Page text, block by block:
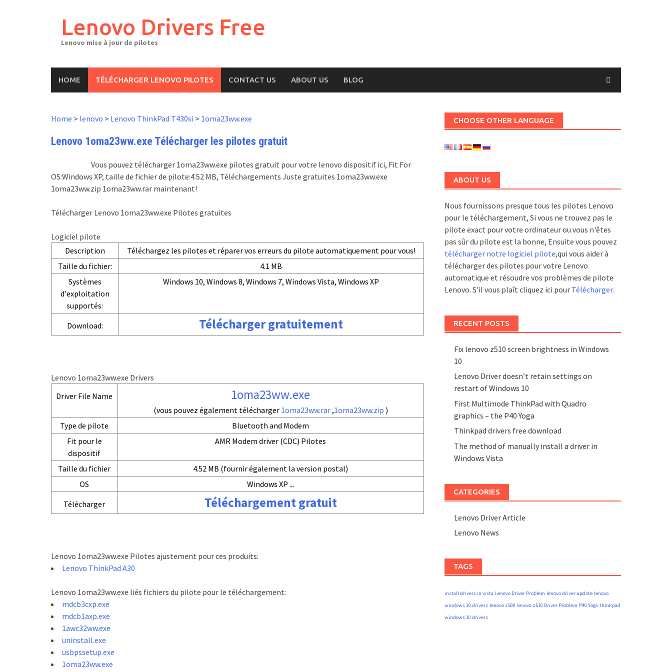
Lenovo Drivers Free
Lenovo mise à jour de pilotes
HOME TÉLÉCHARGER LENOVO PILOTES CONTACT US ABOUT US BLOG
Home > lenovo > Lenovo ThinkPad T430si > 1oma23ww.exe
Lenovo 1oma23ww.exe Télécharger les pilotes gratuit
Vous pouvez télécharger 1oma23ww.exe pilotes gratuit pour votre lenovo dispositif ici, Fit For
OS:Windows XP, taille de fichier de pilote:4.52 MB, Téléchargements Juste gratuites 1oma23ww.exe
1oma23ww.zip 1oma23ww.rar maintenant!
Télécharger Lenovo 1oma23ww.exe Pilotes gratuites
Logiciel pilote
Description
Téléchargez les pilotes et réparer vos erreurs du pilote automatiquement pour vous!
Taille du fichier:
4.1 MB
Systèmes
d'exploitation
supportés:
Windows 10, Windows 8, Windows 7, Windows Vista, Windows XP
Download: Télécharger gratuitement
Lenovo 1oma23ww.exe Drivers
Driver File Name
1oma23ww.exe
(vous pouvez également télécharger 1oma23ww.rar,1oma23ww.zip )
Type de pilote
Bluetooth and Modem
Fit pour le
dispositif
AMR Modem driver (CDC) Pilotes
Taille du fichier
4.52 MB (fournir également la version postal)
OS
Windows XP ...
Télécharger
Téléchargement gratuit
Lenovo 1oma23ww.exe Pilotes ajustement pour ces produits:
Lenovo ThinkPad A30
Lenovo 1oma23ww.exe liés fichiers du pilote pour le téléchargement:
mdcb3cxp.exe
mdcb1axp.exe
1awc32ww.exe
uninstall.exe
usbpssetup.exe
1oma23ww.exe
CHOOSE OTHER LANGUAGE
ABOUT US
Nous fournissons presque tous les pilotes Lenovo
pour le téléchargement, Si vous ne trouvez pas le
pilote exact pour votre ordinateur ou vous n'êtes
pas sûr du pilote est la bonne, Ensuite vous pouvez
télécharger notre logiciel pilote,qui vous aider à
télécharger des pilotes pour votre Lenovo
automatique et résoudre vos problèmes de pilote
Lenovo. S'il vous plaît cliquez ici pour Télécharger.
RECENT POSTS
Fix lenovo z510 screen brightness in Windows
10
Lenovo Driver doesn’t retain settings on
restart of Windows 10
First Multimode ThinkPad with Quadro
graphics – the P40 Yoga
Thinkpad drivers free download
The method of manually install a driver in
Windows Vista
CATEGORIES
Lenovo Driver Article
Lenovo News
TAGS
install drivers in vista Lenovo Driver Problem lenovo driver update lenovo
windows 10 drivers lenovo z500 lenovo z510 Driver Problem P40 Yoga thinkpad
windows 10 drivers